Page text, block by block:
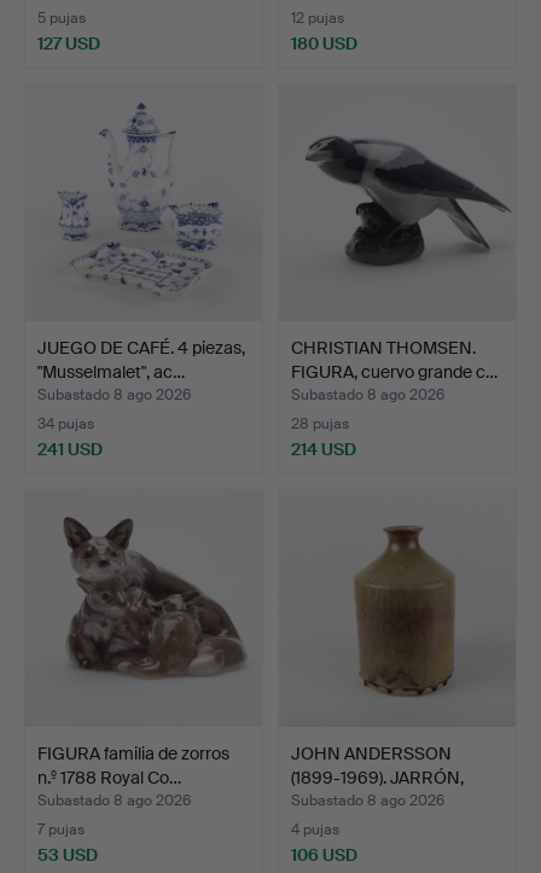
5 pujas
127 USD
12 pujas
180 USD
JUEGO DE CAFÉ. 4 piezas,
"Musselmalet", ac…
Subastado 8 ago 2026
34 pujas
241 USD
CHRISTIAN THOMSEN.
FIGURA, cuervo grande c…
Subastado 8 ago 2026
28 pujas
214 USD
FIGURA familia de zorros
n.º 1788 Royal Co…
Subastado 8 ago 2026
7 pujas
53 USD
JOHN ANDERSSON
(1899-1969). JARRÓN,
esmalt…
Subastado 8 ago 2026
4 pujas
106 USD